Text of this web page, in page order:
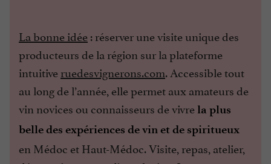
La bonne idée: réserver une visite unique des
producteurs de la région sur la plateforme
intuitiveruedesvignerons.com. Accessible tout
au long de l’année, elle permet aux amateurs de
vin novices ou connaisseurs de vivrela plus
belle des expériences de vin et de spiritueux
en Médoc et Haut-Médoc. Visite, repas, atelier,